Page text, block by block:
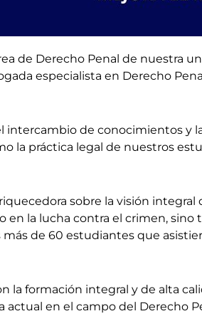
de Derecho Penal de nuestra
especialista en Derecho
intercambio de conocimientos y
la práctica legal de nuestros
sobre la visión integral
en la lucha contra el crimen, sino
de 60 estudiantes que
la formación integral y de alta
en el campo del Derecho